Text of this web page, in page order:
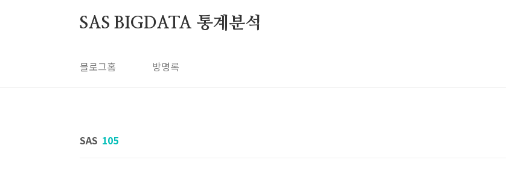
SAS BIGDATA 통계분석
블로그홈 방명록
SAS 105